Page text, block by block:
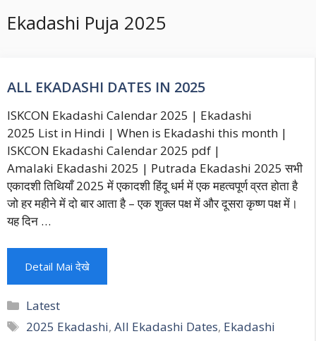
Ekadashi Puja 2025
ALL EKADASHI DATES IN 2025
ISKCON Ekadashi Calendar 2025 | Ekadashi
2025 List in Hindi | When is Ekadashi this month |
ISKCON Ekadashi Calendar 2025 pdf |
Amalaki Ekadashi 2025 | Putrada Ekadashi 2025 सभी
एकादशी तिथियाँ 2025 में एकादशी हिंदू धर्म में एक महत्वपूर्ण व्रत होता है
जो हर महीने में दो बार आता है – एक शुक्ल पक्ष में और दूसरा कृष्ण पक्ष में।
यह दिन …
Detail Mai देखे
Categories
Latest
Tags
2025 Ekadashi,All Ekadashi Dates, Ekadashi